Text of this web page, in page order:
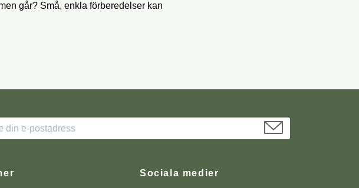
går? Små, enkla förberedelser kan
Sociala medier